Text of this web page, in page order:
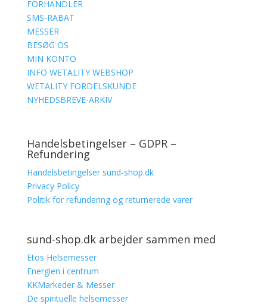
FORHANDLER
SMS-RABAT
MESSER
BESØG OS
MIN KONTO
INFO WETALITY WEBSHOP
WETALITY FORDELSKUNDE
NYHEDSBREVE-ARKIV
Handelsbetingelser – GDPR –
Refundering
Handelsbetingelser sund-shop.dk
Privacy Policy
Politik for refundering og returnerede varer
sund-shop.dk arbejder sammen med
Etos Helsemesser
Energien i centrum
KKMarkeder & Messer
De spirituelle helsemesser